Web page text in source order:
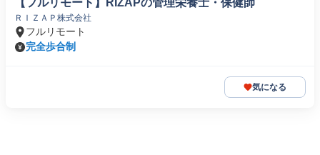
【フルリモート】RIZAPの管理栄養士・保健師
ＲＩＺＡＰ株式会社
フルリモート
完全歩合制
気になる